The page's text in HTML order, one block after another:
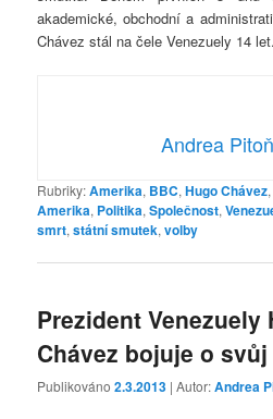
akademické, obchodní a
Chávez stál na čele Venezuely 14 let.
Andrea
Rubriky:Amerika, BBC,Hugo Chávez
Amerika, Politika,Společnost,
smrt,státní smutek,volby
Prezident Venezuely
Chávez bojuje o
Publikováno2.3.2013 | Autor:Andrea